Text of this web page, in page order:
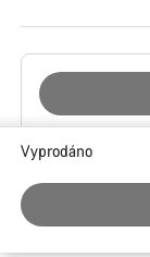
Důvody
ke
koupi
Vyprodáno